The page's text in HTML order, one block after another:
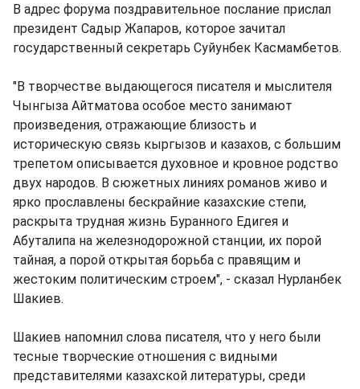
В адрес форума поздравительное послание прислал
президент Садыр Жапаров, которое зачитал
государственный секретарь Суйунбек Касмамбетов.
"В творчестве выдающегося писателя и мыслителя
Чынгыза Айтматова особое место занимают
произведения, отражающие близость и
историческую связь кыргызов и казахов, с большим
трепетом описывается духовное и кровное родство
двух народов. В сюжетных линиях романов живо и
ярко прославлены бескрайние казахские степи,
раскрыта трудная жизнь Буранного Едигея и
Абуталипа на железнодорожной станции, их порой
тайная, а порой открытая борьба с правящим и
жестоким политическим строем", - сказал Нурланбек
Шакиев.
Шакиев напомнил слова писателя, что у него были
тесные творческие отношения с видными
представителями казахской литературы, среди